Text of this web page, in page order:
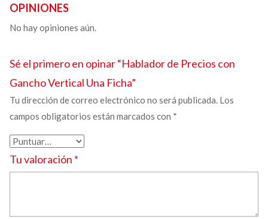
OPINIONES
No hay opiniones aún.
Sé el primero en opinar “Hablador de Precios con
GanchoVertical Una Ficha”
Tu dirección de correo electrónico no será publicada. Los
campos obligatorios están marcados con *
Tu valoración *